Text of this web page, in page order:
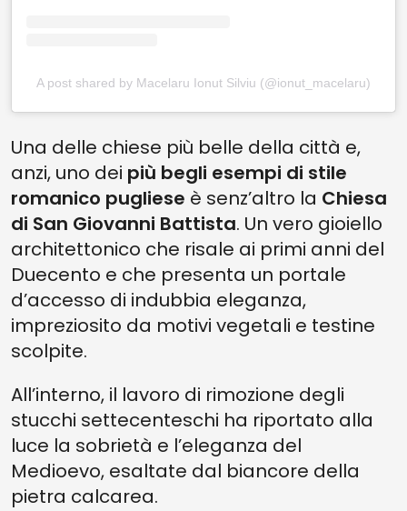
A post shared by Macelaru Ionut Silviu (@ionut_macelaru)
Una delle chiese più belle della città e,
anzi, uno dei più begli esempi di stile
romanico pugliese è senz’altro la Chiesa
di San Giovanni Battista. Un vero gioiello
architettonico che risale ai primi anni del
Duecento e che presenta un portale
d’accesso di indubbia eleganza,
impreziosito da motivi vegetali e testine
scolpite.
All’interno, il lavoro di rimozione degli
stucchi settecenteschi ha riportato alla
luce la sobrietà e l’eleganza del
Medioevo, esaltate dal biancore della
pietra calcarea.